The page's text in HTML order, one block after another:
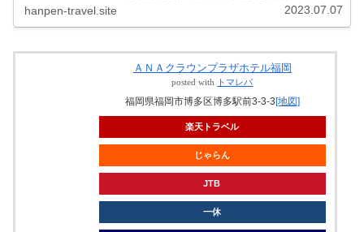
フの対応もすばらしく、価格とのバランスも良いホテルな
hanpen-travel.site 2023.07.07
ＡＮＡクラウンプラザホテル福岡
posted with トマレバ
福岡県福岡市博多区博多駅前3-3-3 [地図]
楽天トラベル